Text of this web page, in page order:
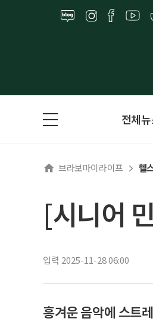
전체
브라보마이라이프 헬
[시니어
입력 2025-11-28 06:00
흥겨운 음악에 스트